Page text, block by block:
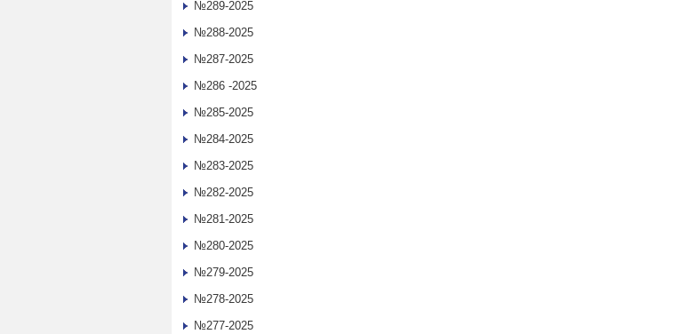
№289-2025
№288-2025
№287-2025
№286 -2025
№285-2025
№284-2025
№283-2025
№282-2025
№281-2025
№280-2025
№279-2025
№278-2025
№277-2025